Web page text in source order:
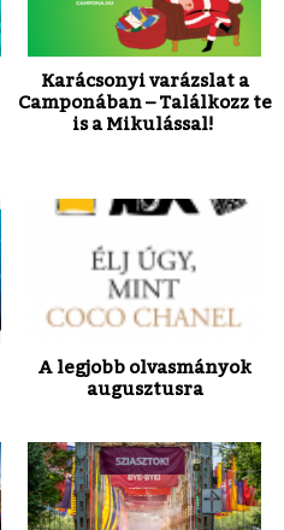
Karácsonyi varázslat a
Camponában – Találkozz te
is a Mikulással!
A legjobb olvasmányok
augusztusra